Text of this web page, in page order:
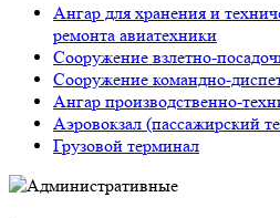
Ангар для хранения и
ремонта авиатехники
Сооружение взлетно-
Сооружение командно-
Ангар производственно-
Аэровокзал (пассажирский
Грузовой терминал